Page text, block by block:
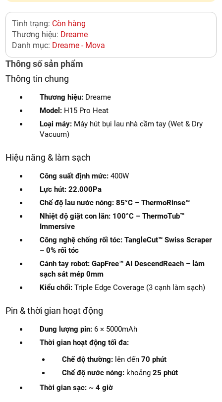
Tình trạng: Còn hàng
Thương hiệu: Dreame
Danh mục: Dreame - Mova
Thông số sản phẩm
Thông tin chung
Thương hiệu: Dreame
Model: H15 Pro Heat
Loại máy: Máy hút bụi lau nhà cầm tay (Wet & Dry
Vacuum)
Hiệu năng & làm sạch
Công suất định mức: 400W
Lực hút: 22.000Pa
Chế độ lau nước nóng: 85°C – ThermoRinse™
Nhiệt độ giặt con lăn: 100°C – ThermoTub™
Immersive
Công nghệ chống rối tóc: TangleCut™ Swiss Scraper
– 0% rối tóc
Cánh tay robot: GapFree™ AI DescendReach – làm
sạch sát mép 0mm
Kiểu chổi: Triple Edge Coverage (3 cạnh làm sạch)
Pin & thời gian hoạt động
Dung lượng pin: 6 × 5000mAh
Thời gian hoạt động tối đa:
Chế độ thường: lên đến70 phút
Chế độ nước nóng: khoảng25 phút
Thời gian sạc: ~4 giờ